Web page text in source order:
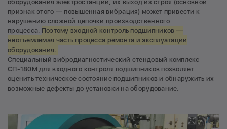
оборудования электростанции, их выход из строя (основной
признак этого — повышенная вибрация) может привести к
нарушению сложной цепочки производственного
процесса. Поэтому входной контроль подшипников —
неотъемлемая часть процесса ремонта и эксплуатации
оборудования.
Специальный вибродиагностический стендовый комплекс
СП-180М для входного контроля подшипников позволяет
оценить техническое состояние подшипников и обнаружить их
возможные дефекты до установки на оборудование.